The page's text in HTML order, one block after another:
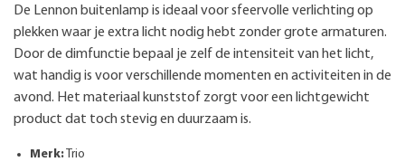
De Lennon buitenlamp is ideaal voor sfeervolle verlichting op
plekken waar je extra licht nodig hebt zonder grote armaturen.
Door de dimfunctie bepaal je zelf de intensiteit van het licht,
wat handig is voor verschillende momenten en activiteiten in de
avond. Het materiaal kunststof zorgt voor een lichtgewicht
product dat toch stevig en duurzaam is.
Merk:Trio